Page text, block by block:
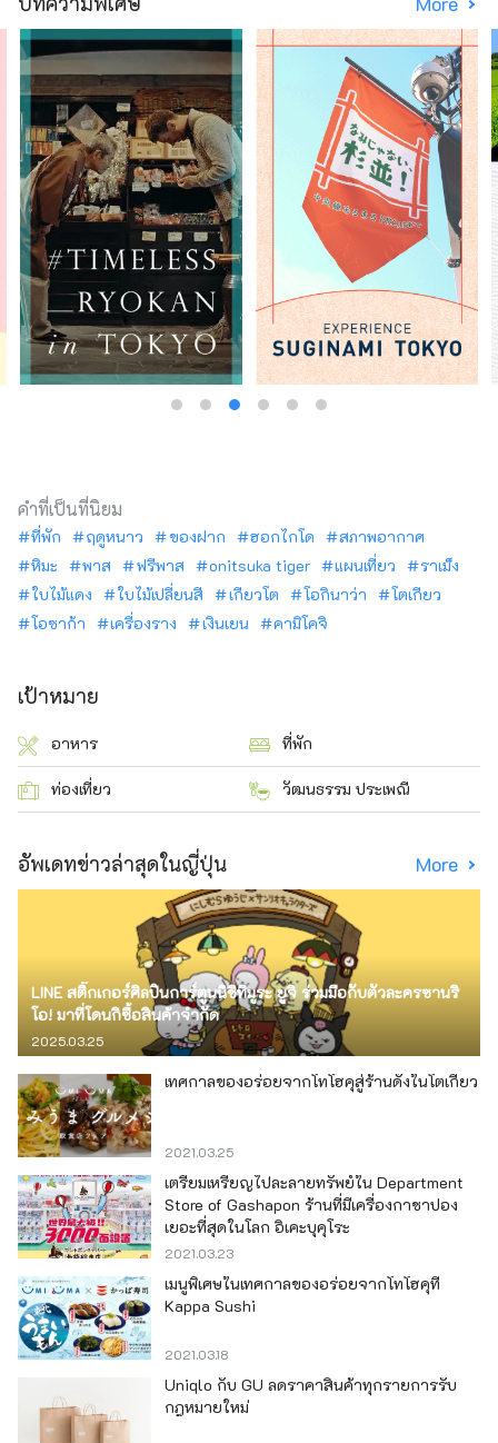
คำที่เป็นที่นิยม
ที่พัก ฤดูหนาว ของฝาก ฮอกไกโด
สภาพอากาศ
หิมะ
พาส ฟรีพาส onitsuka tiger แผนเที่ยว
ราเม็ง
ใบไม้แดง
ใบไม้เปลี่ยนสี เกียวโต โอกินาว่า
โตเกียว
โอซาก้า
เครื่องราง เงินเยน คามิโคจิ
เป้าหมาย
อาหาร ที่พัก
ท่องเที่ยว วัฒนธรรม ประเพณี
อัพเดทข่าวล่าสุดในญี่ปุ่น More
LINE สติ๊กเกอร์ศิลปินการ์ตูนนิชิทีมูระ ยูจิ ร่วมมือกับตัวละครซานริ
โอ! มาที่โดนกิซื้อสินค้าจำกัด
2025.03.25
เทศกาลของอร่อยจากโทโฮคุสู่ร้านดังในโตเกียว
2021.03.25
เตรียมเหรียญไปละลายทรัพย์ใน Department
Store of Gashapon ร้านที่มีเครื่องกาชาปอง
เยอะที่สุดในโลก อิเคะบุคุโระ
2021.03.23
เมนูพิเศษในเทศกาลของอร่อยจากโทโฮคุที่
Kappa Sushi
2021.03.18
Uniqlo กับ GU ลดราคาสินค้าทุกรายการรับ
กฎหมายใหม่